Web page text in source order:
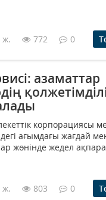
ж. 772 0
азаматтар
корпорациясы
ағымдағы жағдай
жөнінде жедел
ж. 803 0